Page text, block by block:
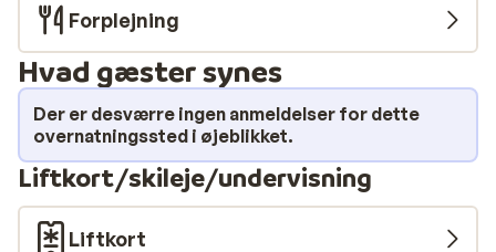
massage. I den hyggelige restaurant kan du nyde en
lækker italiensk middag i aftentimerne.
Forplejning
Hvad gæster synes
Der er desværre ingen anmeldelser for dette
overnatningssted i øjeblikket.
Liftkort/skileje/undervisning
Liftkort